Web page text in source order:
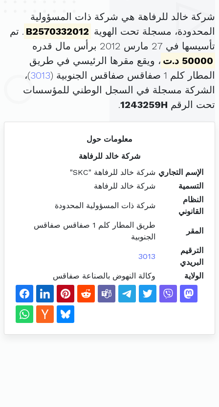
شركة خالد للرفاهة هي شركة ذات المسؤولية
المحدودة، مسجلة تحت الهوية B2570332012 . تم
تأسيسها في 27 مارس 2012 برأس مال قدره
50000 د.ت
، ويقع مقرها الرئيسي في طريق
المطار كلم 1 صفاقس صفاقس الجنوبية (
3013)،
الشركة مسجلة في السجل الوطني للمؤسسات
تحت الرقم 1243259H
.
معلومات حول
شركة خالد للرفاهة
الإسم التجاري شركة خالد للرفاهة "SKC"
التسمية
شركة خالد للرفاهة
النظام
القانوني
شركة ذات المسؤولية المحدودة
المقر
طريق المطار كلم 1 صفاقس صفاقس
الجنوبية
الترقيم
البريدي
3013
الولاية وكالة النهوض بالصناعة صفاقس